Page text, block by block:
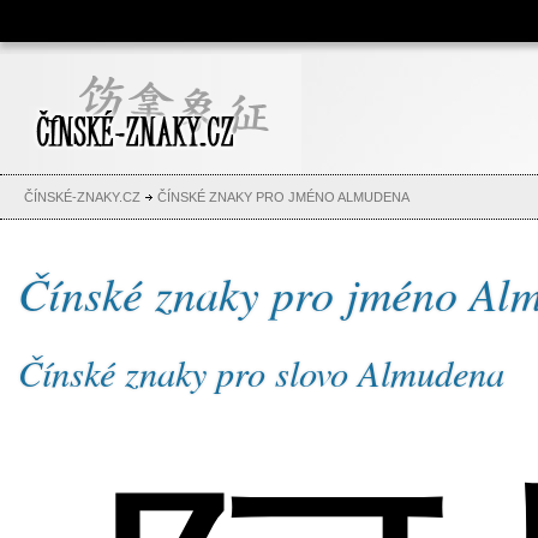
Čínské znaky, česko-čínský
slovník, abeceda, jména,
tetování
ČÍNSKÉ-ZNAKY.CZ ČÍNSKÉ ZNAKY PRO JMÉNO ALMUDENA
Čínské znaky pro jméno
Čínské znaky pro slovo Almudena